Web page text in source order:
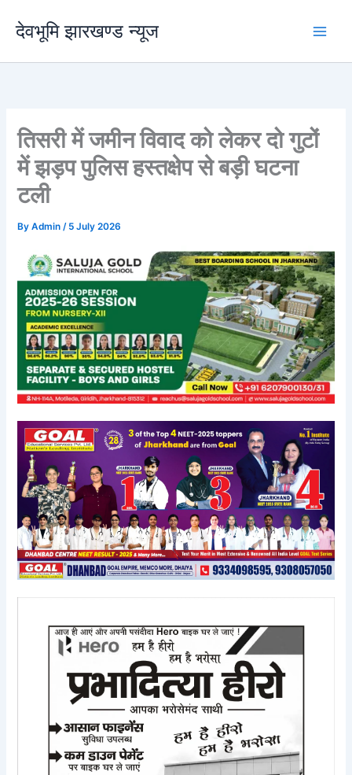
content
देवभूमि झारखण्ड न्यूज
तिसरी में जमीन विवाद को लेकर दो गुटों
में झड़प पुलिस हस्तक्षेप से बड़ी घटना
टली
ByAdmin/ 5 July 2026